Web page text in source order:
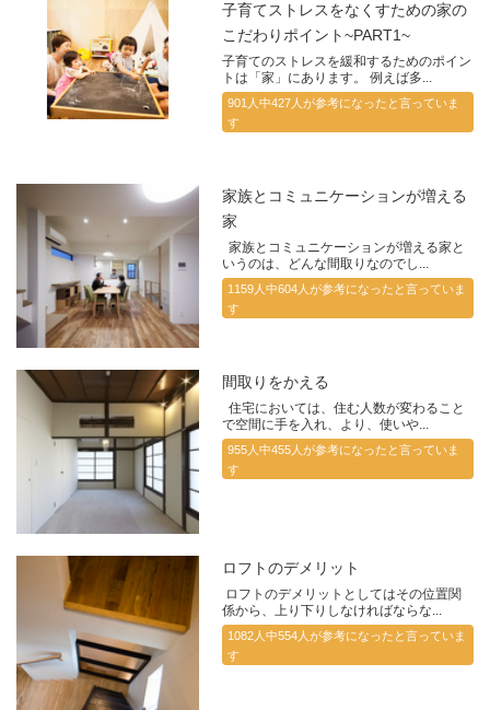
子育てストレスをなくすための家の
こだわりポイント~PART1~
子育てのストレスを緩和するためのポイン
トは「家」にあります。 例えば多...
901人中427人が参考になったと言っていま
す
家族とコミュニケーションが増える
家
家族とコミュニケーションが増える家と
いうのは、どんな間取りなのでし...
1159人中604人が参考になったと言っていま
す
間取りをかえる
住宅においては、住む人数が変わること
で空間に手を入れ、より、使いや...
955人中455人が参考になったと言っていま
す
ロフトのデメリット
ロフトのデメリットとしてはその位置関
係から、上り下りしなければならな...
1082人中554人が参考になったと言っていま
す